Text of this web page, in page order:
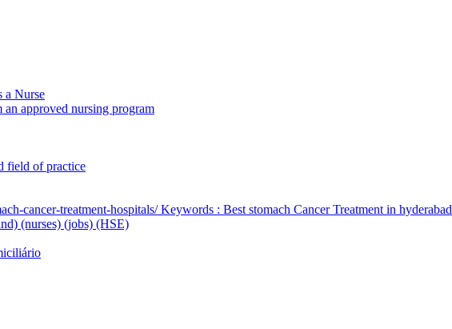
a Nurse
approved nursing program
field of practice
cancer-treatment-hospitals/ Keywords : Best stomach Cancer Treatment in hyderabad
(nurses) (jobs) (HSE)